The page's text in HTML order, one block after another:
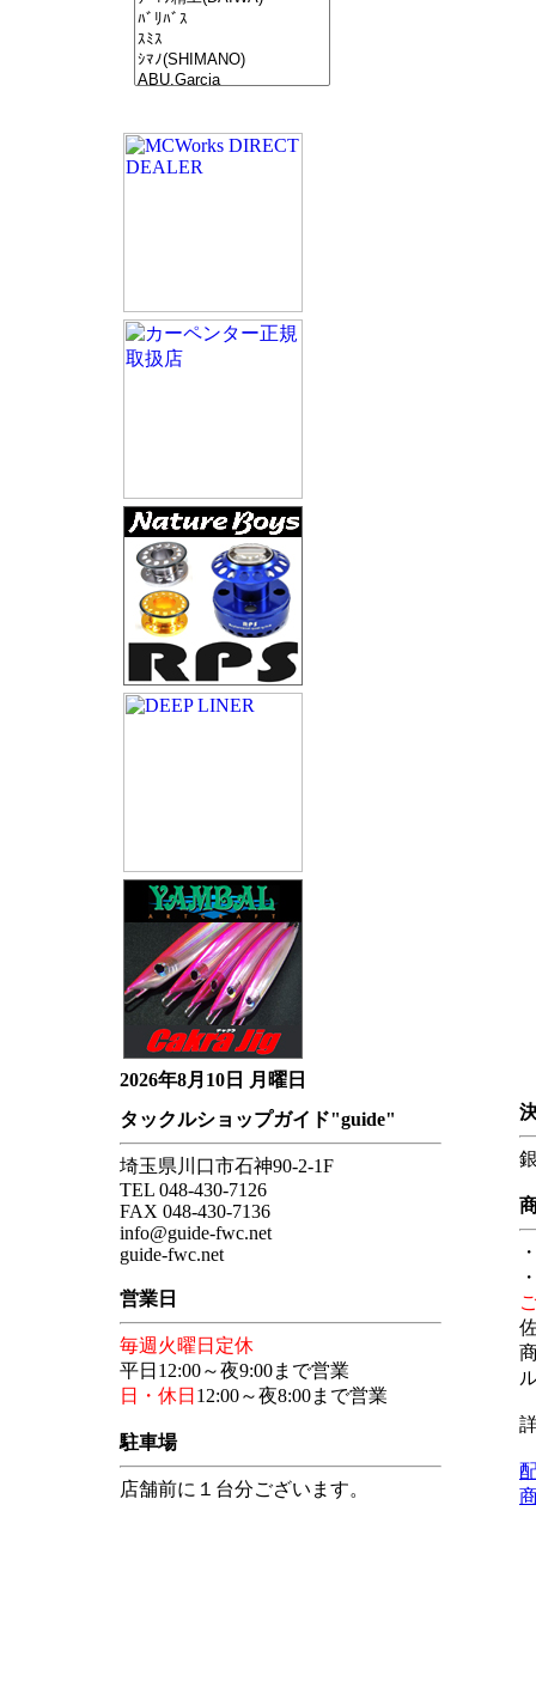
2026年8月10日 月曜日
タックルショップガイド"guide"
埼玉県川口市石神90-2-1F
TEL 048-430-7126
FAX 048-430-7136
info@guide-fwc.net
guide-fwc.net
営業日
毎週火曜日定休
平日12:00～夜9:00まで営業
日・休日 12:00～夜8:00まで営業
駐車場
店舗前に１台分ございます。